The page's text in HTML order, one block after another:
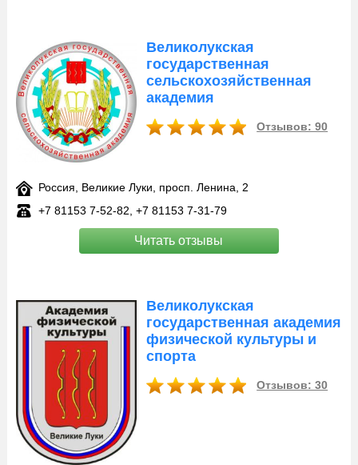
Великолукская
государственная
сельскохозяйственная
академия
Отзывов: 90
Россия, Великие Луки, просп. Ленина, 2
+7 81153 7‑52-82, +7 81153 7‑31-79
Читать отзывы
Великолукская
государственная академия
физической культуры и
спорта
Отзывов: 30